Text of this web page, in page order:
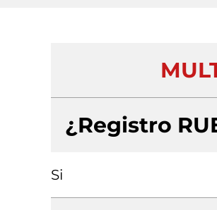
¿Registro
Si